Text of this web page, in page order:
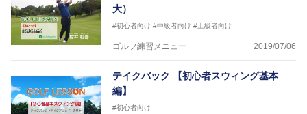
大）
#初心者向け #中級者向け #上級者向け
ゴルフ練習メニュー 2019/07/06
テイクバック 【初心者スウィング基本
編】
#初心者向け